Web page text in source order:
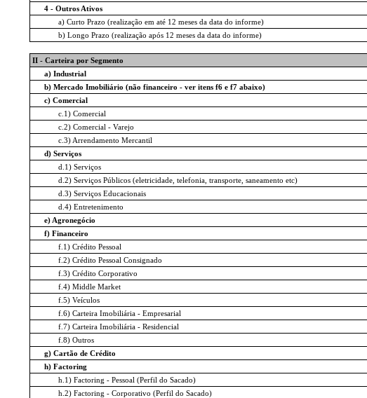
4 - Outros Ativos
a) Curto Prazo (realização em até 12 meses da data do informe)
b) Longo Prazo (realização após 12 meses da data do informe)
II - Carteira por Segmento
a) Industrial
b) Mercado Imobiliário (não financeiro - ver itens f6 e f7 abaixo)
c) Comercial
c.1) Comercial
c.2) Comercial - Varejo
c.3) Arrendamento Mercantil
d) Serviços
d.1) Serviços
d.2) Serviços Públicos (eletricidade, telefonia, transporte, saneamento etc)
d.3) Serviços Educacionais
d.4) Entretenimento
e) Agronegócio
f) Financeiro
f.1) Crédito Pessoal
f.2) Crédito Pessoal Consignado
f.3) Crédito Corporativo
f.4) Middle Market
f.5) Veículos
f.6) Carteira Imobiliária - Empresarial
f.7) Carteira Imobiliária - Residencial
f.8) Outros
g) Cartão de Crédito
h) Factoring
h.1) Factoring - Pessoal (Perfil do Sacado)
h.2) Factoring - Corporativo (Perfil do Sacado)